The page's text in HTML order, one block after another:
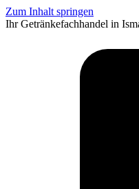
Zum Inhalt springen
Ihr Getränkefachhandel in